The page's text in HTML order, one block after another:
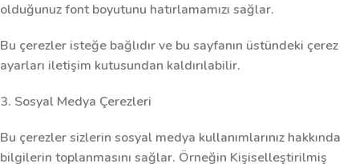
olduğunuz font boyutunu hatırlamamızı sağlar.
Bu çerezler isteğe bağlıdır ve bu sayfanın üstündeki çerez
ayarları iletişim kutusundan kaldırılabilir.
3. Sosyal Medya Çerezleri
Bu çerezler sizlerin sosyal medya kullanımlarınız hakkında
bilgilerin toplanmasını sağlar. Örneğin Kişiselleştirilmiş